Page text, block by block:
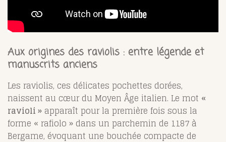
Aux origines des raviolis : entre légende et
manuscrits anciens
Les raviolis, ces délicates pochettes dorées,
naissent au cœur du Moyen Âge italien. Le mot «
ravioli » apparaît pour la première fois sous la
forme « rafiolo » dans un parchemin de 1187 à
Bergame, évoquant une bouchée compacte de